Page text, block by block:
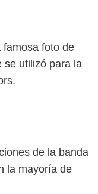
famosa foto de
se utilizó para la
de la banda
la mayoría de